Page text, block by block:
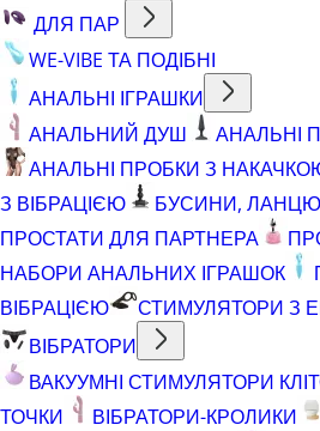
ДЛЯ ПАР
WE-VIBE ТА ПОДІБНІ
АНАЛЬНІ ІГРАШКИ
АНАЛЬНИЙ ДУШ
АНАЛЬНІ
АНАЛЬНІ ПРОБКИ З
З ВІБРАЦІЄЮ
БУСИНИ,
ПРОСТАТИ ДЛЯ ПАРТНЕРА
НАБОРИ АНАЛЬНИХ ІГРАШОК
ВІБРАЦІЄЮ
СТИМУЛЯТОРИ З
ВІБРАТОРИ
ВАКУУМНІ СТИМУЛЯТОРИ
ТОЧКИ
ВІБРАТОРИ-КРОЛИКИ